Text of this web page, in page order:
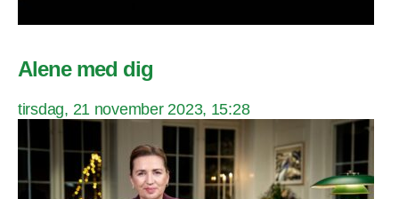
Alene med dig
tirsdag, 21 november 2023, 15:28